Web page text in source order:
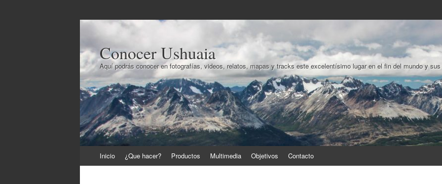
Conocer Ushuaia
Aquí podrás conocer en fotografías, videos, relatos, mapas y tracks este excelentísimo lugar en el fin del mundo y sus
al
Inicio ¿Que hacer? Productos Multimedia Objetivos Contacto